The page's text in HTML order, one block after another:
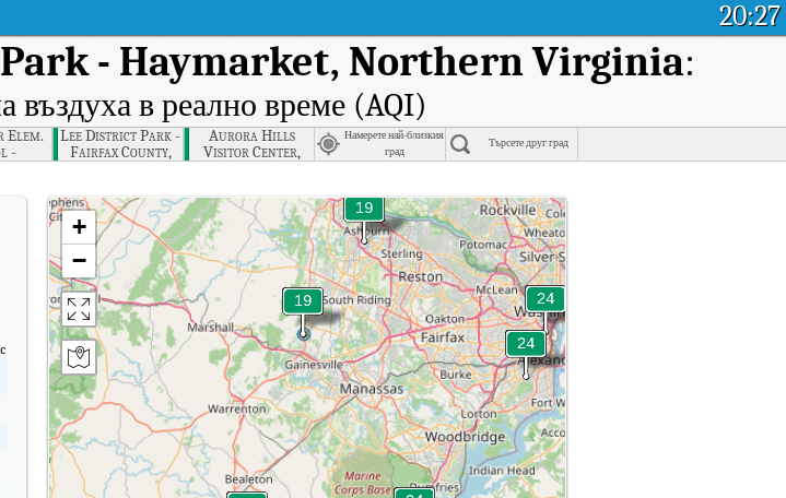
20:27
- Haymarket, Northern Virginia:
въздуха в реално време (AQI)
Elem.
-
Lee District Park -
Fairfax County,
Northern Virginia
Aurora Hills
Visitor Center,
Northern Virginia
Намерете най-близкия
град
Търсете друг град
на въздуха в реално време (AQI) на Long Park - Haymarket, Northern Virginia.
+
−